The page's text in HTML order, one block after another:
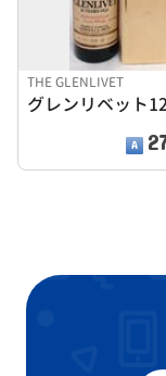
THE GLENLIVET
グレンリベット